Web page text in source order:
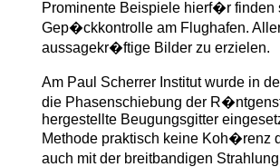
Prominente Beispiele hierf�r finden
Gep�ckkontrolle am Flughafen.
aussagekr�ftige Bilder zu erzielen.
Am Paul Scherrer Institut wurde in
die Phasenschiebung der
hergestellte Beugungsgitter
Methode praktisch keine Koh�renz
auch mit der breitbandigen